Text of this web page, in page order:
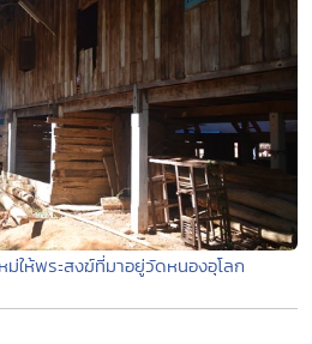
ม่ให้พระสงฆ์ที่มาอยู่วัดหนองอุโลก